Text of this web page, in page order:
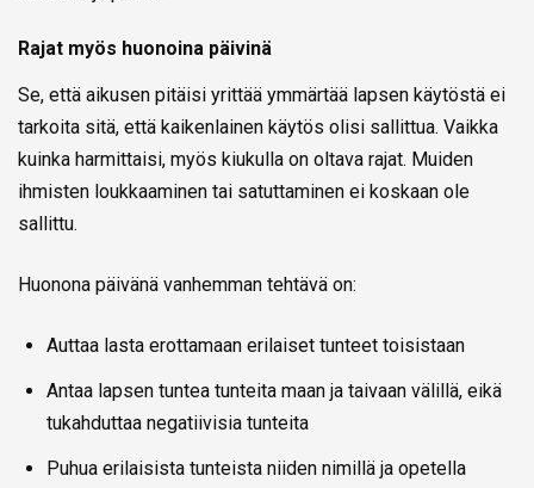
Rajat myös huonoina päivinä
Se, että aikusen pitäisi yrittää ymmärtää lapsen käytöstä ei
tarkoita sitä, että kaikenlainen käytös olisi sallittua. Vaikka
kuinka harmittaisi, myös kiukulla on oltava rajat. Muiden
ihmisten loukkaaminen tai satuttaminen ei koskaan ole
sallittu.
Huonona päivänä vanhemman tehtävä on:
Auttaa lasta erottamaan erilaiset tunteet toisistaan
Antaa lapsen tuntea tunteita maan ja taivaan välillä, eikä
tukahduttaa negatiivisia tunteita
Puhua erilaisista tunteista niiden nimillä ja opetella